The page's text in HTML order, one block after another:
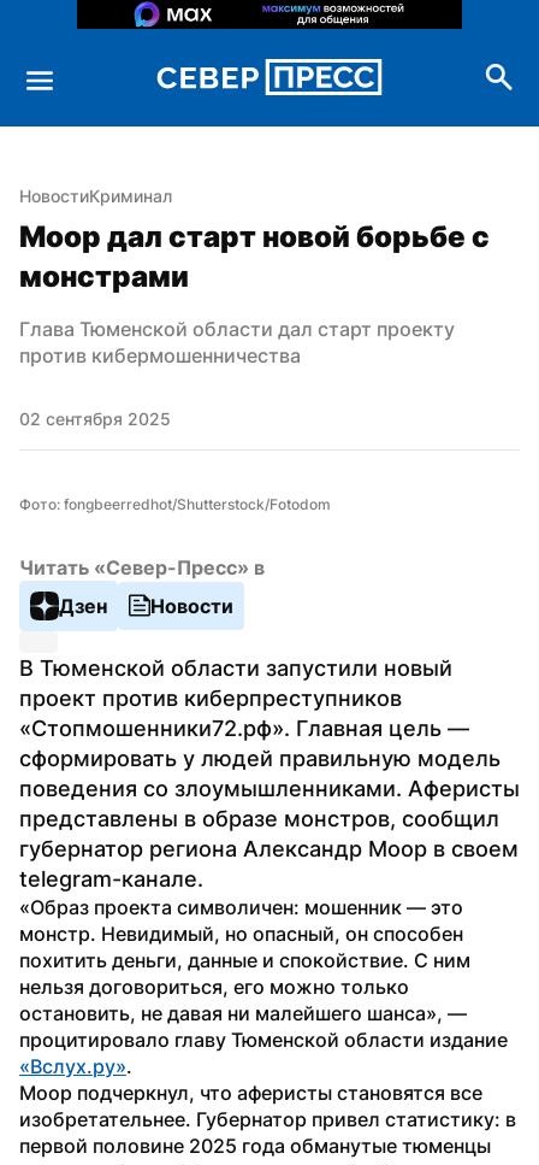
НовостиКриминал
Моор дал старт новой борьбе с
монстрами
Глава Тюменской области дал старт проекту
против кибермошенничества
02 сентября 2025
Фото: fongbeerredhot/Shutterstock/Fotodom
Читать «Север-Пресс» в
Дзен
Новости
В Тюменской области запустили новый
проект против киберпреступников
«Стопмошенники72.рф». Главная цель —
сформировать у людей правильную модель
поведения со злоумышленниками. Аферисты
представлены в образе монстров, сообщил
губернатор региона Александр Моор в своем
telegram-канале.
«Образ проекта символичен: мошенник — это
монстр. Невидимый, но опасный, он способен
похитить деньги, данные и спокойствие. С ним
нельзя договориться, его можно только
остановить, не давая ни малейшего шанса», —
«Вслух.ру».
Моор подчеркнул, что аферисты становятся все
изобретательнее. Губернатор привел статистику: в
первой половине 2025 года обманутые тюменцы